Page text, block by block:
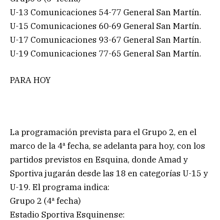
U-13 Comunicaciones 54-77 General San Martín.
U-15 Comunicaciones 60-69 General San Martín.
U-17 Comunicaciones 93-67 General San Martín.
U-19 Comunicaciones 77-65 General San Martín.
PARA HOY
La programación prevista para el Grupo 2, en el
marco de la 4ª fecha, se adelanta para hoy, con los
partidos previstos en Esquina, donde Amad y
Sportiva jugarán desde las 18 en categorías U-15 y
U-19. El programa indica:
Grupo 2 (4ª fecha)
Estadio Sportiva Esquinense: